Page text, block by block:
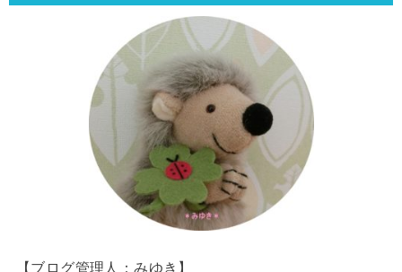
【ブログ管理人：みゆき】